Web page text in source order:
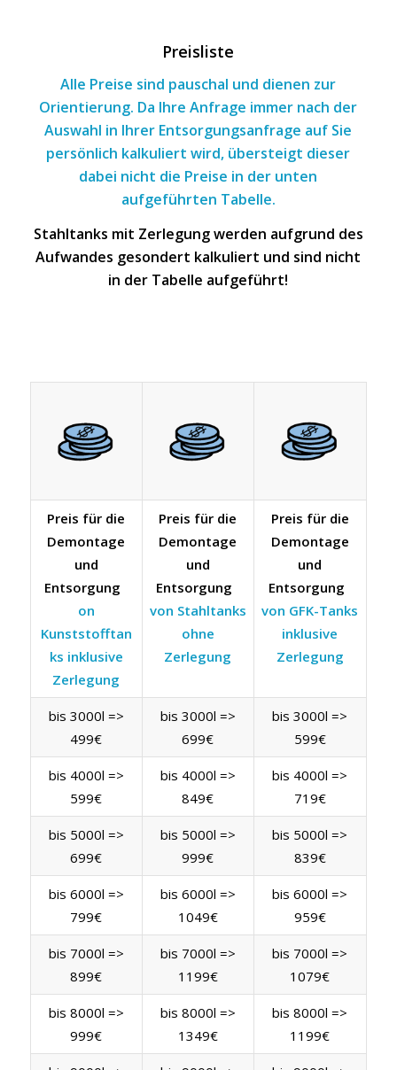
Preisliste
Alle Preise sind pauschal und dienen zur
Orientierung. Da Ihre Anfrage immer nach der
Auswahl in Ihrer Entsorgungsanfrage auf Sie
persönlich kalkuliert wird, übersteigt dieser
dabei nicht die Preise in der unten
aufgeführten Tabelle.
Stahltanks mit Zerlegung werden aufgrund des
Aufwandes gesondert kalkuliert und sind nicht
in der Tabelle aufgeführt!
Preis für die
Demontage
und
Entsorgung
on
Kunststofftan
ks inklusive
Zerlegung
Preis für die
Demontage
und
Entsorgung
von Stahltanks
ohne
Zerlegung
Preis für die
Demontage
und
Entsorgung
von GFK-Tanks
inklusive
Zerlegung
bis 3000l =>
499€
bis 3000l =>
699€
bis 3000l =>
599€
bis 4000l =>
599€
bis 4000l =>
849€
bis 4000l =>
719€
bis 5000l =>
699€
bis 5000l =>
999€
bis 5000l =>
839€
bis 6000l =>
799€
bis 6000l =>
1049€
bis 6000l =>
959€
bis 7000l =>
899€
bis 7000l =>
1199€
bis 7000l =>
1079€
bis 8000l =>
999€
bis 8000l =>
1349€
bis 8000l =>
1199€